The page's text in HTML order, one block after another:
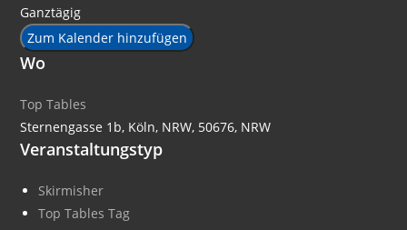
Ganztägig
Zum Kalender hinzufügen
Wo
Top Tables
Sternengasse 1b, Köln, NRW, 50676, NRW
Veranstaltungstyp
Skirmisher
Top Tables Tag